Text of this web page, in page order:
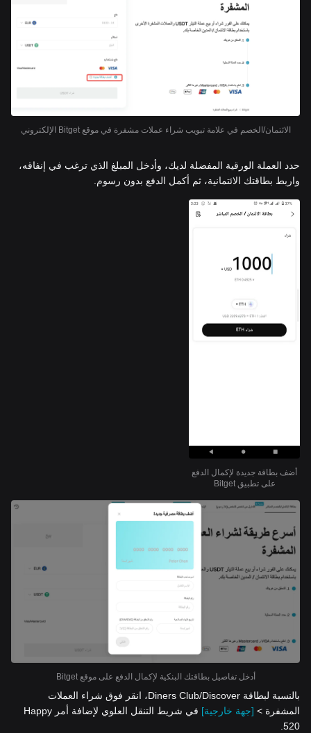
الائتمان/الخصم في علامة تبويب شراء عملات مشفرة في موقع Bitget الإلكتروني
حدد العملة الورقية المفضلة لديك، وأدخل المبلغ الذي ترغب في إنفاقه،
واربط بطاقتك الائتمانية، ثم أكمل الدفع بدون رسوم.
أضف بطاقة جديدة لإكمال الدفع
على تطبيق Bitget
أدخل تفاصيل بطاقتك البنكية لإكمال الدفع على موقع Bitget
بالنسبة لبطاقة Diners Club/Discover، انقر فوق شراء العملات
المشفرة > [جهة خارجية]
في شريط التنقل العلوي لإضافة أمر Happy
520.